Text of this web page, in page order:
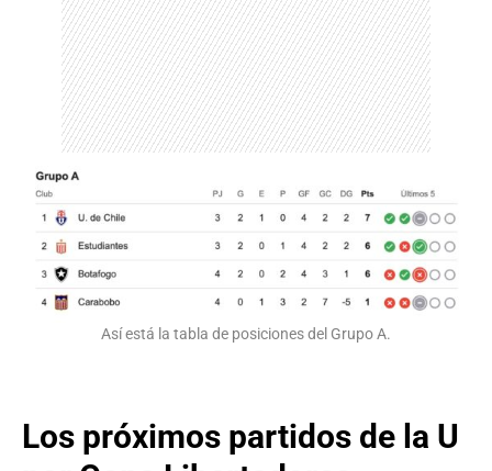
Así está la tabla de posiciones del Grupo A.
Los próximos partidos de la U